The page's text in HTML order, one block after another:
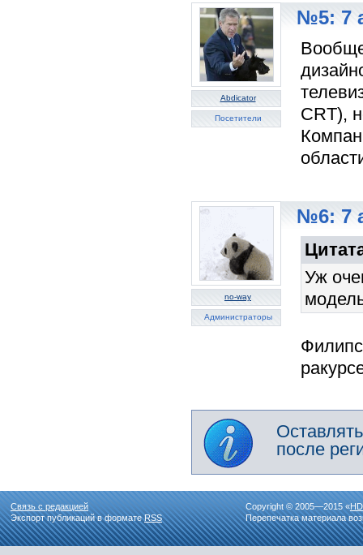
Abdicator
Посетители
№5: 7
CRT),
no-way
Администраторы
№6: 7
Уж
после
Связь с редакцией
Экспорт публикаций в форматеRSS
Copyright © 2005—2015 «
Перепечатка материала